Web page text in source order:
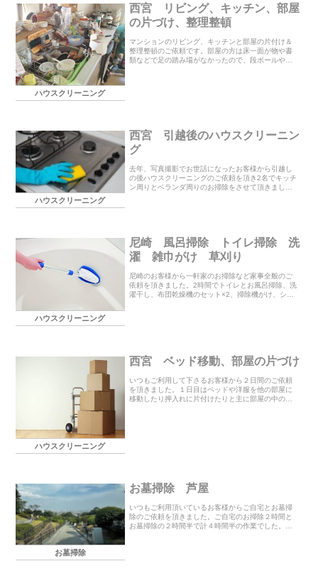
ハウスクリーニング
西宮 リビング、キッチン、部屋
の片づけ、整理整頓
マンションのリビング、キッチンと部屋の片付け＆
整理整頓のご依頼です。部屋の方は床一面が物や書
類などで足の踏み場がなかったので、段ボールや棚
ハウスクリーニング
西宮 引越後のハウスクリーニン
グ
去年、写真撮影でお世話になったお客様から引越し
の後ハウスクリーニングのご依頼を頂き2名でキッチ
ン周りとベランダ周りのお掃除をさせて頂きまし
ハウスクリーニング
尼崎 風呂掃除 トイレ掃除 洗
濯 雑巾がけ 草刈り
尼崎のお客様から一軒家のお掃除など家事全般のご
依頼を頂きました。2時間でトイレとお風呂掃除、洗
濯干し、布団乾燥機のセット×2、掃除機がけ、シー
ハウスクリーニング
西宮 ベッド移動、部屋の片づけ
いつもご利用して下さるお客様から２日間のご依頼
を頂きました。１日目はベッドや洋服を他の部屋に
移動したり押入れに片付けたりと主に部屋の中の整
お墓掃除
お墓掃除 芦屋
いつもご利用頂いているお客様からご自宅とお墓掃
除のご依頼を頂きました。ご自宅のお掃除２時間と
お墓掃除の２時間半で計４時間半の作業でした。こ